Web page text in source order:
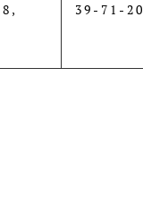
39-71-20